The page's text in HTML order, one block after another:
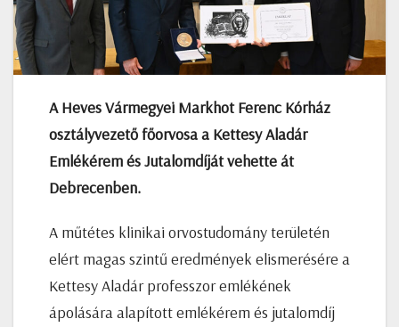
A Heves Vármegyei Markhot Ferenc Kórház
osztályvezető főorvosa a Kettesy Aladár
Emlékérem és Jutalomdíját vehette át
Debrecenben.
A műtétes klinikai orvostudomány területén
elért magas szintű eredmények elismerésére a
Kettesy Aladár professzor emlékének
ápolására alapított emlékérem és jutalomdíj